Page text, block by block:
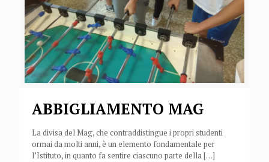
ABBIGLIAMENTO MAG
La divisa del Mag, che contraddistingue i propri studenti
ormai da molti anni, è un elemento fondamentale per
l’Istituto, in quanto fa sentire ciascuno parte della[…]